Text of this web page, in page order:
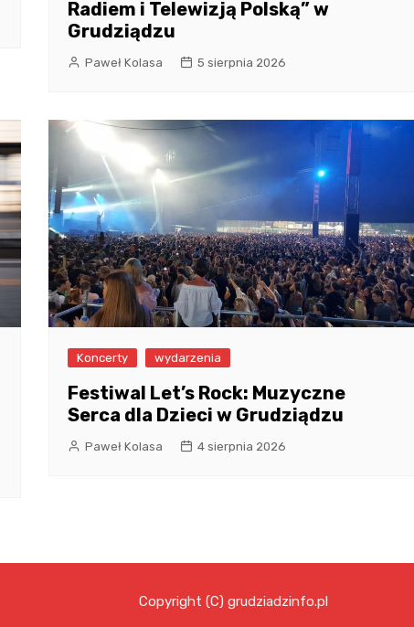
Radiem i Telewizją Polską” w
Grudziądzu
Paweł Kolasa 5 sierpnia 2026
Koncerty wydarzenia
Festiwal Let’s Rock: Muzyczne
Serca dla Dzieci w Grudziądzu
Paweł Kolasa 4 sierpnia 2026
Copyright (C) grudziadzinfo.pl